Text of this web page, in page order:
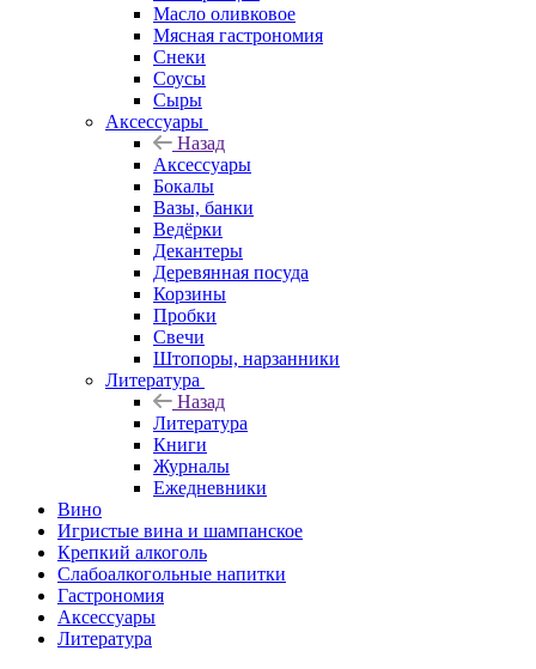
Масло оливковое
Мясная гастрономия
Снеки
Соусы
Сыры
Аксессуары
Назад
Аксессуары
Бокалы
Вазы, банки
Ведёрки
Декантеры
Деревянная посуда
Корзины
Пробки
Свечи
Штопоры, нарзанники
Литература
Назад
Литература
Книги
Журналы
Ежедневники
Вино
Игристые вина и шампанское
Крепкий алкоголь
Слабоалкогольные напитки
Гастрономия
Аксессуары
Литература